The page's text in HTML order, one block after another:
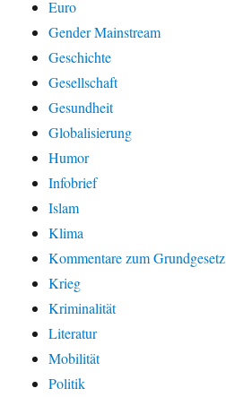
Euro
Gender Mainstream
Geschichte
Gesellschaft
Gesundheit
Globalisierung
Humor
Infobrief
Islam
Klima
Kommentare zum Grundgesetz
Krieg
Kriminalität
Literatur
Mobilität
Politik